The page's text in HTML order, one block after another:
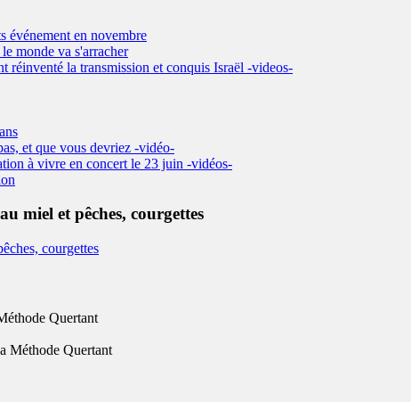
événement en novembre
monde va s'arracher
réinventé la transmission et conquis Israël -videos-
et que vous devriez -vidéo-
à vivre en concert le 23 juin -vidéos-
miel et pêches, courgettes
Quertant